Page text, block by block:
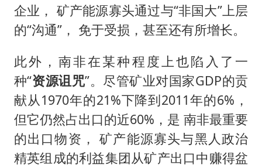
企业， 矿产能源寡头通过与“非国大”上层
的“沟通”， 免于受损，甚至还有所增长。
此外，南非在某种程度上也陷入了一
种“资源诅咒”。尽管矿业对国家GDP的贡
献从1970年的21%下降到2011年的6%，
但它仍然占出口的近60%，是 南非最重要
的出口物资， 矿产能源寡头与黑人政治
精英组成的利益集团从矿产出口中赚得盆